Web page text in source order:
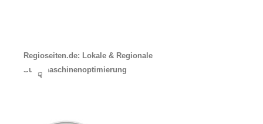
Regioseiten.de: Lokale & Regionale
Suchmaschinenoptimierung
☟